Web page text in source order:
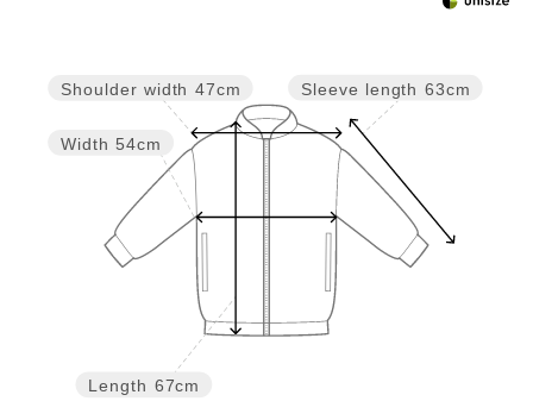
Sleeve length 63cm
Length 67cm
Width 54cm
Shoulder width 47cm